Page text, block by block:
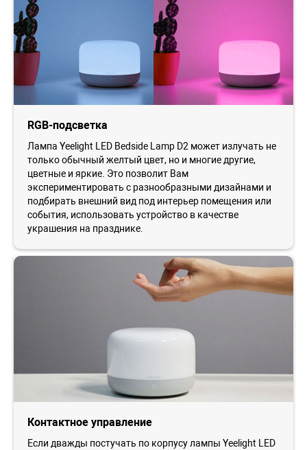
RGB-подсветка
Лампа Yeelight LED Bedside Lamp D2 может излучать не
только обычный желтый цвет, но и многие другие,
цветные и яркие. Это позволит Вам
экспериментировать с разнообразными дизайнами и
подбирать внешний вид под интерьер помещения или
события, использовать устройство в качестве
украшения на празднике.
Контактное управление
Если дважды постучать по корпусу лампы Yeelight LED